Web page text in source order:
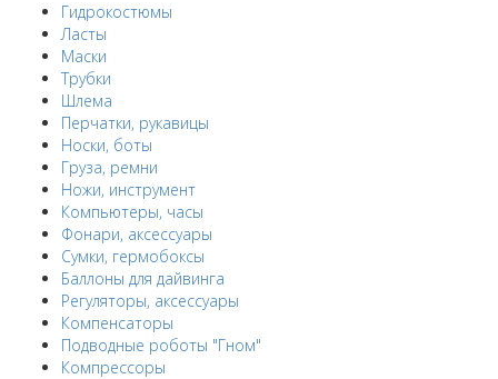
Гидрокостюмы
Ласты
Маски
Трубки
Шлема
Перчатки, рукавицы
Носки, боты
Груза, ремни
Ножи, инструмент
Компьютеры, часы
Фонари, аксессуары
Сумки, гермобоксы
Баллоны для дайвинга
Регуляторы, аксессуары
Компенсаторы
Подводные роботы "Гном"
Компрессоры